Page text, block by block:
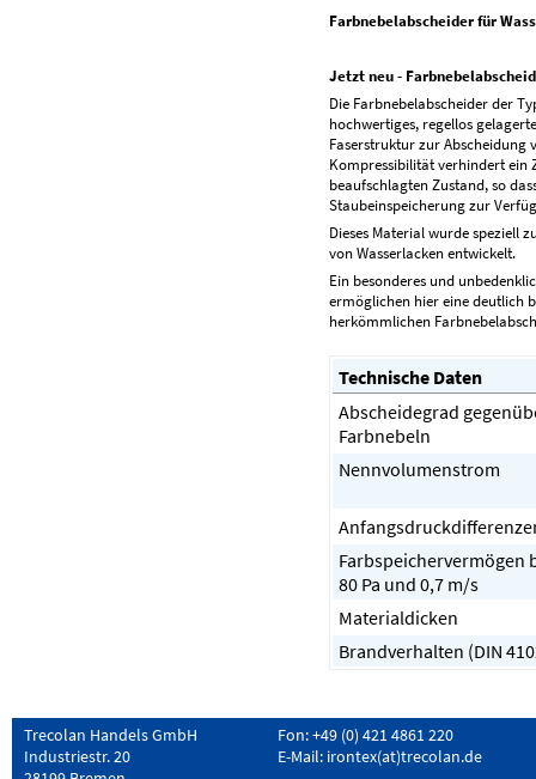
Farbnebelabscheider für
Jetzt neu -
Die Farbnebelabscheider der
hochwertiges, regellos
Faserstruktur zur Abscheidung
Kompressibilität verhindert ein
beaufschlagten Zustand, so
Staubeinspeicherung zur
Dieses Material wurde speziell
von Wasserlacken entwickelt.
Ein besonderes und
ermöglichen hier eine deutlich
herkömmlichen
Technische Daten
Abscheidegrad
Farbnebeln
Nennvolumenstrom
Farbspeichervermögen
80 Pa und 0,7 m/s
Materialdicken
Brandverhalten (DIN
Trecolan Handels GmbH
Industriestr. 20
Fon: +49 (0) 421 4861 220
E-Mail: irontex(at)trecolan.de